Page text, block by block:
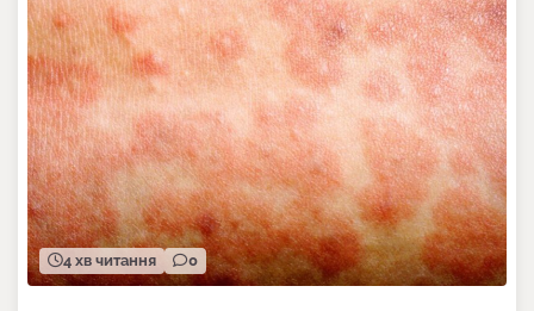
4 хв читання 0